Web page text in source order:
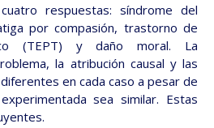
respuestas: síndrome del
por compasión, trastorno de
(TEPT) y daño moral. La
la atribución causal y las
en cada caso a pesar de
sea similar. Estas